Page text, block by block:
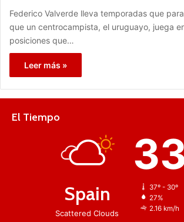
Federico Valverde lleva temporadas que
que un centrocampista, el uruguayo, juega
posiciones que…
Leer más »
El Tiempo
Spain
Scattered Clouds
37º - 30º
27%
2.16 km/h